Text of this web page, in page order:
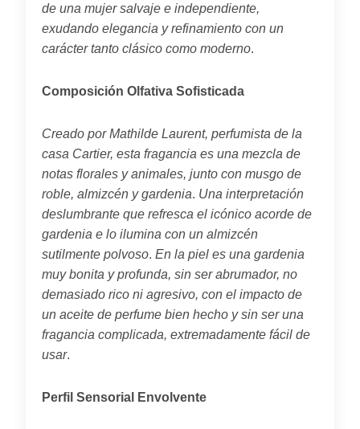
de una mujer salvaje e independiente,
exudando elegancia y refinamiento con un
carácter tanto clásico como moderno.
Composición Olfativa Sofisticada
Creado por Mathilde Laurent, perfumista de la
casa Cartier, esta fragancia es una mezcla de
notas florales y animales, junto con musgo de
roble, almizcén y gardenia. Una interpretación
deslumbrante que refresca el icónico acorde de
gardenia e lo ilumina con un almizcén
sutilmente polvoso. En la piel es una gardenia
muy bonita y profunda, sin ser abrumador, no
demasiado rico ni agresivo, con el impacto de
un aceite de perfume bien hecho y sin ser una
fragancia complicada, extremadamente fácil de
usar.
Perfil Sensorial Envolvente